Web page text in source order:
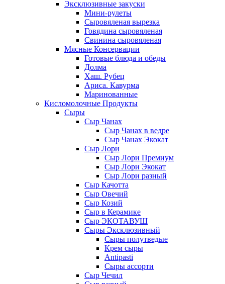
Эксклюзивные закуски
Мини-рулеты
Сыровяленая вырезка
Говядина сыровяленая
Свинина сыровяленая
Мясные Консервации
Готовые блюда и обеды
Долма
Хаш. Рубец
Ариса. Кавурма
Маринованные
Кисломолочные Продукты
Сыры
Сыр Чанах
Сыр Чанах в ведре
Сыр Чанах Экокат
Сыр Лори
Сыр Лори Премиум
Сыр Лори Экокат
Сыр Лори разный
Сыр Качотта
Сыр Овечий
Сыр Козий
Сыр в Керамике
Сыр ЭКОТАВУШ
Сыры Эксклюзивный
Сыры полутведые
Крем сыры
Antipasti
Сыры ассорти
Сыр Чечил